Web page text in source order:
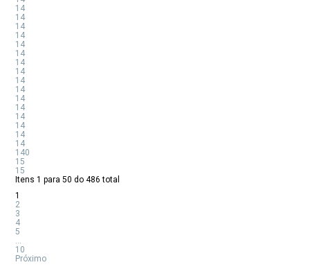
14
14
14
14
14
14
14
14
14
14
14
14
14
14
14
14
140
15
15
Itens 1 para 50 do 486 total
1
2
3
4
5
...
10
Próximo